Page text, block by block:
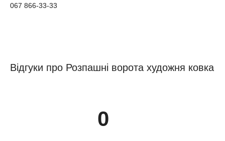
067 866-33-33
Відгуки про Розпашні ворота художня ковка
0